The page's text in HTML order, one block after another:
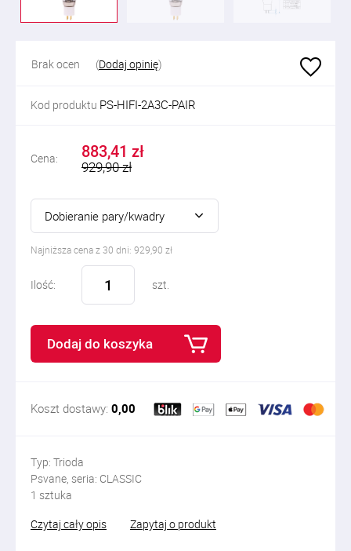
Brak ocen (Dodaj opinię)
Kod produktu PS-HIFI-2A3C-PAIR
Cena: 883,41 zł
929,90 zł
Dobieranie pary/kwadry
Najniższa cena z 30 dni: 929,90 zł
Ilość: szt.
Dodaj do koszyka
Koszt dostawy: 0,00
Typ: Trioda
Psvane, seria: CLASSIC
1 sztuka
Czytaj cały opis
Zapytaj o produkt